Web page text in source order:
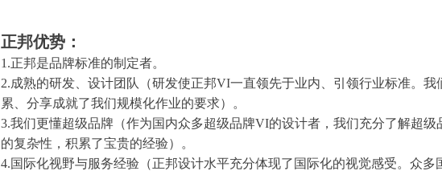
正邦优势：
1.正邦是品牌标准的制定者。
2.成熟的研发、设计团队（研发使正邦VI一直领先于业内、引领行业标准。
累、分享成就了我们规模化作业的要求）。
3.我们更懂超级品牌（作为国内众多超级品牌VI的设计者，我们充分了解超
的复杂性，积累了宝贵的经验）。
4.国际化视野与服务经验（正邦设计水平充分体现了国际化的视觉感受。众